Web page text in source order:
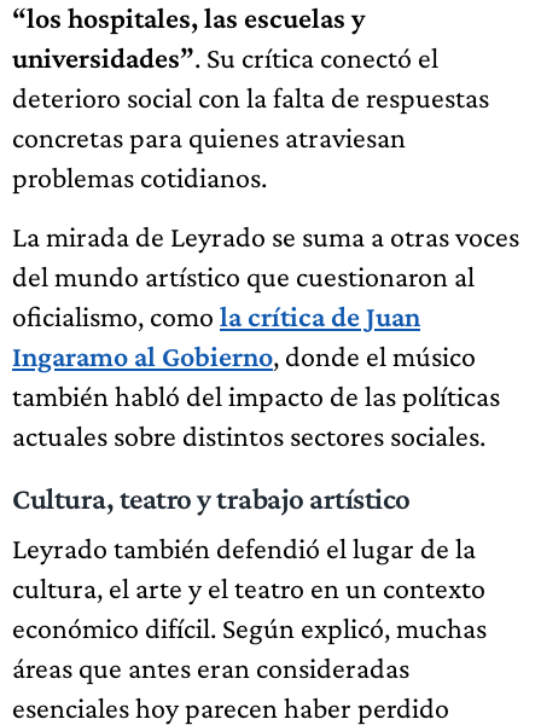
“los hospitales, las escuelas y
universidades”. Su crítica conectó el
deterioro social con la falta de respuestas
concretas para quienes atraviesan
problemas cotidianos.
La mirada de Leyrado se suma a otras voces
del mundo artístico que cuestionaron al
oficialismo, como la crítica de Juan
Ingaramo al Gobierno, donde el músico
también habló del impacto de las políticas
actuales sobre distintos sectores sociales.
Cultura, teatro y trabajo artístico
Leyrado también defendió el lugar de la
cultura, el arte y el teatro en un contexto
económico difícil. Según explicó, muchas
áreas que antes eran consideradas
esenciales hoy parecen haber perdido